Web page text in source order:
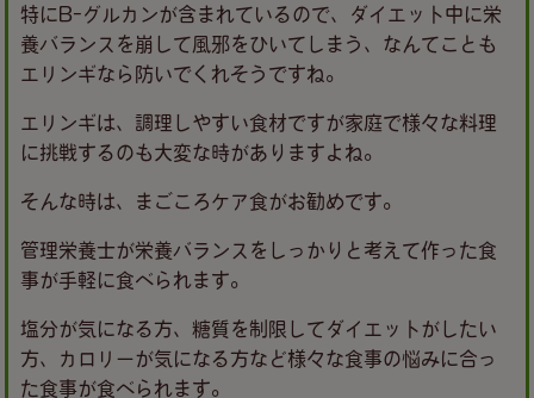
特にB-グルカンが含まれているので、ダイエット中に栄
養バランスを崩して風邪をひいてしまう、なんてことも
エリンギなら防いでくれそうですね。
エリンギは、調理しやすい食材ですが家庭で様々な料理
に挑戦するのも大変な時がありますよね。
そんな時は、まごころケア食がお勧めです。
管理栄養士が栄養バランスをしっかりと考えて作った食
事が手軽に食べられます。
塩分が気になる方、糖質を制限してダイエットがしたい
方、カロリーが気になる方など様々な食事の悩みに合っ
た食事が食べられます。